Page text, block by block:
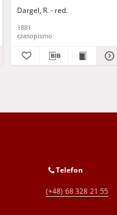
Dargel, R. - red.
1881
czasopismo
Telefon
(+48) 68 328 21 55